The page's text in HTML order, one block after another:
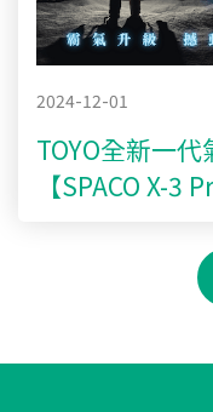
2024-12-01
TOYO全新一
【SPACO X-3